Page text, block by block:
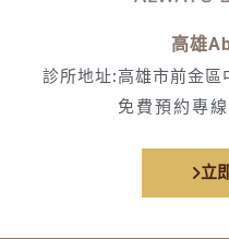
高雄
診所地址:高雄市前金
免費預約專
立